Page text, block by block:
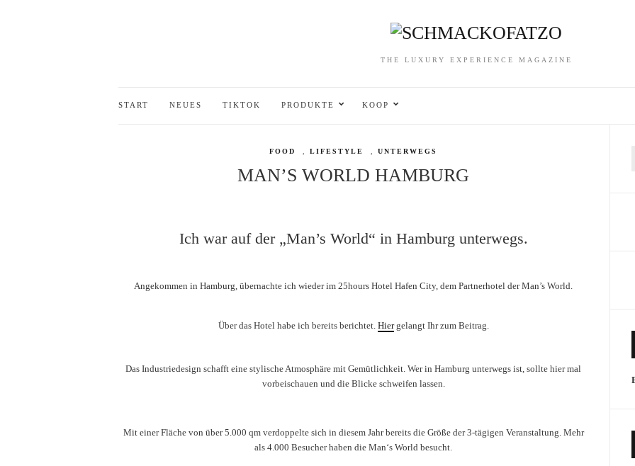
THE LUXURY EXPERIENCE MAGAZINE
START NEUES TIKTOK PRODUKTE KOOP
FOOD ,LIFESTYLE ,UNTERWEGS
MAN’S WORLD HAMBURG
Ich war auf der „Man’s World“ in Hamburg unterwegs.
Angekommen in Hamburg, übernachte ich wieder im 25hours Hotel Hafen City, dem Partnerhotel der Man’s World.
Über das Hotel habe ich bereits berichtet. Hiergelangt Ihr zum Beitrag.
Das Industriedesign schafft eine stylische Atmosphäre mit Gemütlichkeit. Wer in Hamburg unterwegs ist, sollte hier mal
vorbeischauen und die Blicke schweifen lassen.
Mit einer Fläche von über 5.000 qm verdoppelte sich in diesem Jahr bereits die Größe der 3-tägigen Veranstaltung. Mehr
als 4.000 Besucher haben die Man‘s World besucht.